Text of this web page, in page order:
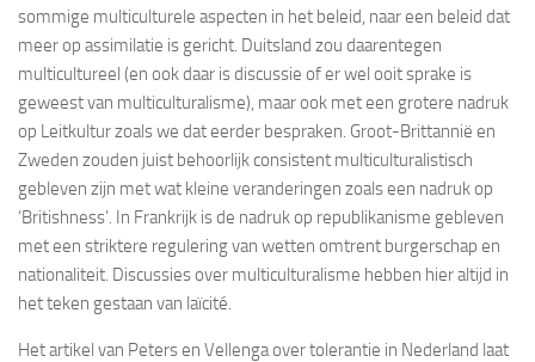
sommige multiculturele aspecten in het beleid, naar een beleid dat
meer op assimilatie is gericht. Duitsland zou daarentegen
multicultureel (en ook daar is discussie of er wel ooit sprake is
geweest van multiculturalisme), maar ook met een grotere nadruk
op Leitkultur zoals we dat eerder bespraken. Groot-Brittannië en
Zweden zouden juist behoorlijk consistent multiculturalistisch
gebleven zijn met wat kleine veranderingen zoals een nadruk op
‘Britishness’. In Frankrijk is de nadruk op republikanisme gebleven
met een striktere regulering van wetten omtrent burgerschap en
nationaliteit. Discussies over multiculturalisme hebben hier altijd in
het teken gestaan van laïcité.
Het artikel van Peters en Vellenga over tolerantie in Nederland laat